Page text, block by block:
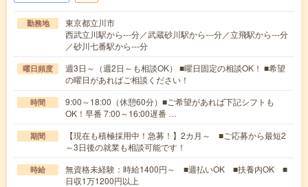
勤務地
東京都立川市
西武立川駅から---分／武蔵砂川駅から---分／立飛駅から---分
／砂川七番駅から---分
曜日頻度
週3日～（週2日～も相談OK） ■曜日固定の相談OK！ ■希望
の曜日があればご相談ください！
時間
9:00～18:00（休憩60分）■ご希望があれば下記シフトも
OK！早番 7:00～16:00遅番 …
期間
【現在も積極採用中！急募！】2カ月～ ■ご応募から最短2
～3日後の就業も相談可能です！
時給
無資格未経験：時給1400円～ ■週払いOK ■扶養内OK ■
日収1万1200円以上